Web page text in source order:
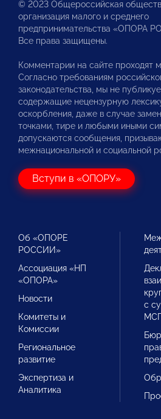
© 2023 Общероссийская
организация малого и среднего
предпринимательства «ОПОРА
Все права защищены.
Комментарии на сайте проходят
Согласно требованиям
законодательства, мы не
содержащие нецензурную
оскорбления, даже в случае
точками, тире и любыми иными
допускаются сообщения,
межнациональной и социальной
Вступи в «ОПОРУ»
Об «ОПОРЕ
РОССИИ»
Ассоциация «НП
«ОПОРА»
Новости
Комитеты и
Комиссии
Региональное
развитие
Экспертиза и
Аналитика
с